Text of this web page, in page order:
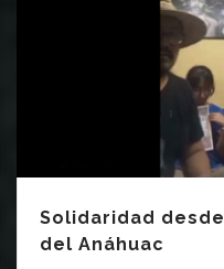
Solidaridad
del Anáhuac